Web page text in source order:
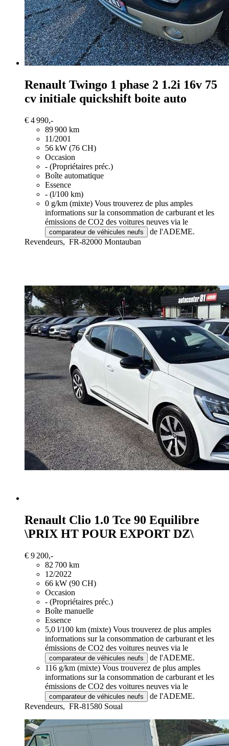
Renault Twingo 1 phase 2 1.2i 16v 75
cv initiale quickshift boite auto
€ 4 990,-
89 900 km
11/2001
56 kW (76 CH)
Occasion
- (Propriétaires préc.)
Boîte automatique
Essence
- (l/100 km)
0 g/km (mixte) Vous trouverez de plus amples
informations sur la consommation de carburant et les
émissions de CO2 des voitures neuves via le
comparateur de véhicules neufs
de l'ADEME.
Revendeurs, FR-82000 Montauban
Renault Clio 1.0 Tce 90 Equilibre
\PRIX HT POUR EXPORT DZ\
€ 9 200,-
82 700 km
12/2022
66 kW (90 CH)
Occasion
- (Propriétaires préc.)
Boîte manuelle
Essence
5,0 l/100 km (mixte) Vous trouverez de plus amples
informations sur la consommation de carburant et les
émissions de CO2 des voitures neuves via le
comparateur de véhicules neufs
de l'ADEME.
116 g/km (mixte) Vous trouverez de plus amples
informations sur la consommation de carburant et les
émissions de CO2 des voitures neuves via le
comparateur de véhicules neufs
de l'ADEME.
Revendeurs, FR-81580 Soual